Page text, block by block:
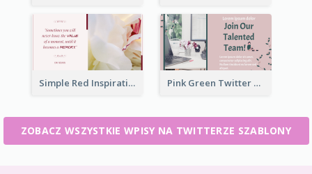
Simple Red Inspirational quotes Floral Twitter Post Pink Green Twitter Post
ZOBACZ WSZYSTKIE WPISY NA TWITTERZE SZABLONY